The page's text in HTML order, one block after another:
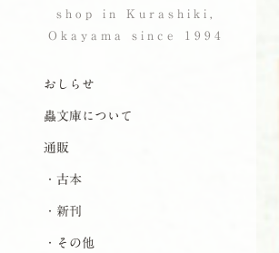
shop in Kurashiki,
Okayama since 1994
ナビゲーション
コンテンツへスキップ
おしらせ
蟲文庫について
通販
・古本
・新刊
・その他